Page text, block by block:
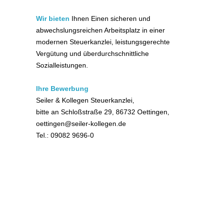
Wir bieten Ihnen Einen sicheren und
abwechslungsreichen Arbeitsplatz in einer
modernen Steuerkanzlei, leistungsgerechte
Vergütung und überdurchschnittliche
Sozialleistungen.
Ihre Bewerbung
Seiler & Kollegen Steuerkanzlei,
bitte an Schloßstraße 29, 86732 Oettingen,
oettingen@seiler-kollegen.de
Tel.: 09082 9696-0